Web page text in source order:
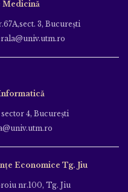
Medicină
3, Bucureşti
4, Bucureşti
Economice Tg. Jiu
nr.100, Tg. Jiu